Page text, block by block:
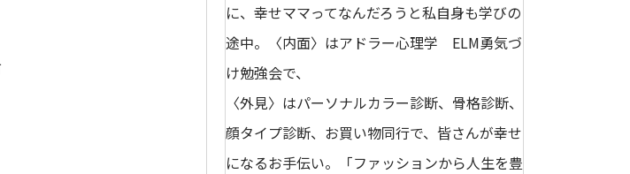
に、幸せママってなんだろうと私自身も学びの
途中。〈内面〉はアドラー心理学 ELM勇気づ
け勉強会で、
〈外見〉はパーソナルカラー診断、骨格診断、
顔タイプ診断、お買い物同行で、皆さんが幸せ
になるお手伝い。「ファッションから人生を豊